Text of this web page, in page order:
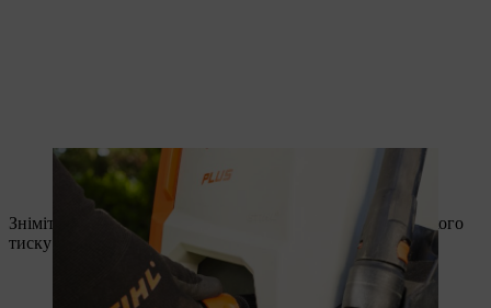
Ist der Gartenschlauch angesteckt, kann die Fallrohrreinigung
beginnen.
Зніміть стандартну насадку і приєднайте до мийки високого
тиску набір для очищення труб;